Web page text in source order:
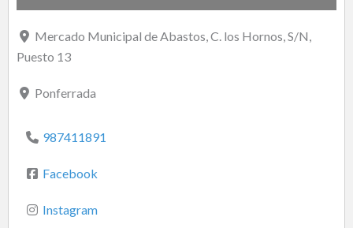
Mercado Municipal de Abastos, C. los Hornos, S/N,
Puesto 13
Ponferrada
987411891
Facebook
Instagram